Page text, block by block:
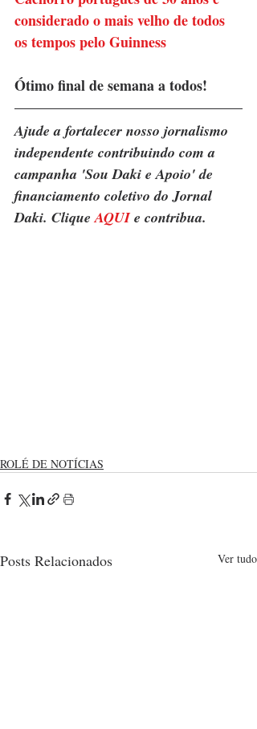
considerado o mais velho de todos
os tempos pelo Guinness
Ótimo final de semana a todos!
Ajude a fortalecer nosso jornalismo
independente contribuindo com a
campanha 'Sou Daki e Apoio' de
financiamento coletivo do Jornal
Daki. Clique AQUI e contribua.
ROLÉ DE NOTÍCIAS
Posts Relacionados Ver tudo